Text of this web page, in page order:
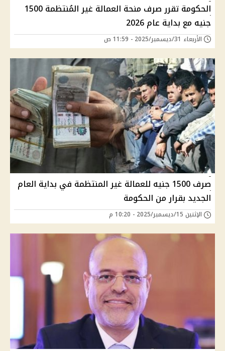
الحكومة تقرر صرف منحة العمالة غير المُنتظمة 1500
جنيه مع بداية عام 2026
الأربعاء 31/ديسمبر/2025 - 11:59 ص
صرف 1500 جنيه للعمالة غير المنتظمة في بداية العام
الجديد بقرار من الحكومة
الإثنين 15/ديسمبر/2025 - 10:20 م